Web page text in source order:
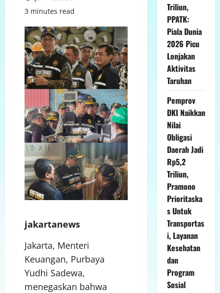
3 minutes read
jakartanews
Jakarta, Menteri
Keuangan, Purbaya
Yudhi Sadewa,
menegaskan bahwa
Triliun,
PPATK:
Piala Dunia
2026 Picu
Lonjakan
Aktivitas
Taruhan
Pemprov
DKI Naikkan
Nilai
Obligasi
Daerah Jadi
Rp5,2
Triliun,
Pramono
Prioritaska
s Untuk
Transportas
i, Layanan
Kesehatan
dan
Program
Sosial